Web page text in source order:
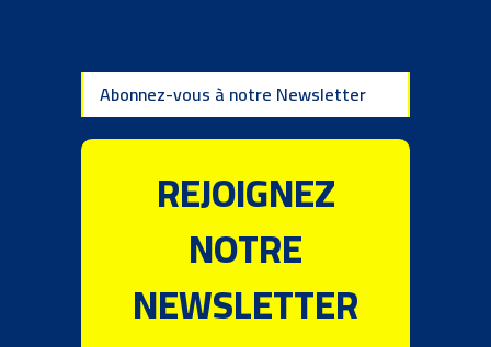
Abonnez-vous à notre Newsletter
REJOIGNEZ
NOTRE
NEWSLETTER